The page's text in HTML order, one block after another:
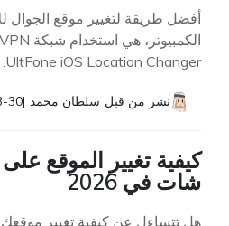
أفضل طريقة لتغيير موقع الجوال
UltFone iOS Location Changer.
نشر من قبل سلطان محمد |
كيفية تغيير الموقع
شات في 2026
هل تتساءل عن كيفية تغيير